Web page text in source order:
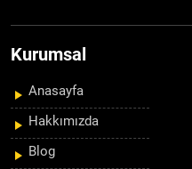
Kurumsal
Anasayfa
Hakkımızda
Blog